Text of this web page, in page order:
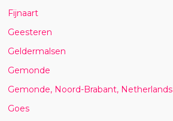
Fijnaart
Geesteren
Geldermalsen
Gemonde
Gemonde, Noord-Brabant, Netherlands
Goes